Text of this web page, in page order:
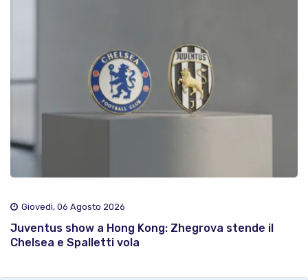
Giovedì, 06 Agosto 2026
Juventus show a Hong Kong: Zhegrova stende il
Chelsea e Spalletti vola